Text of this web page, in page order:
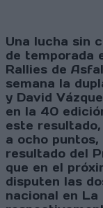
Una lucha sin
de temporada
Rallies de
semana la
y David
en la 40
este
a ocho
resultado del
que en el
disputen las
nacional en La